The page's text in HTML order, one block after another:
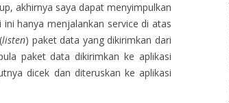
akhirnya saya dapat menyimpulkan
hanya menjalankan service di atas
listen) paket data yang dikirimkan dari
paket data dikirimkan ke aplikasi
dicek dan diteruskan ke aplikasi